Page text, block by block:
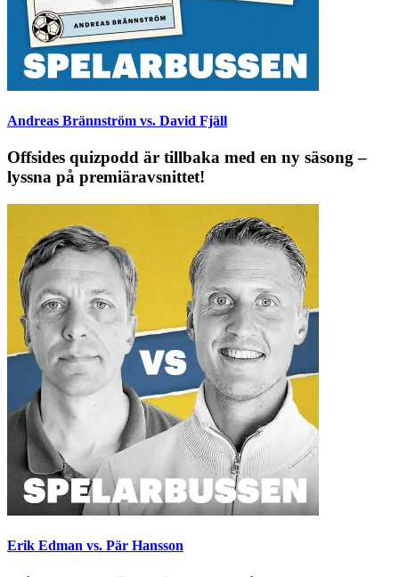
Andreas Brännström vs. David Fjäll
Offsides quizpodd är tillbaka med en ny säsong –
lyssna på premiäravsnittet!
Erik Edman vs. Pär Hansson